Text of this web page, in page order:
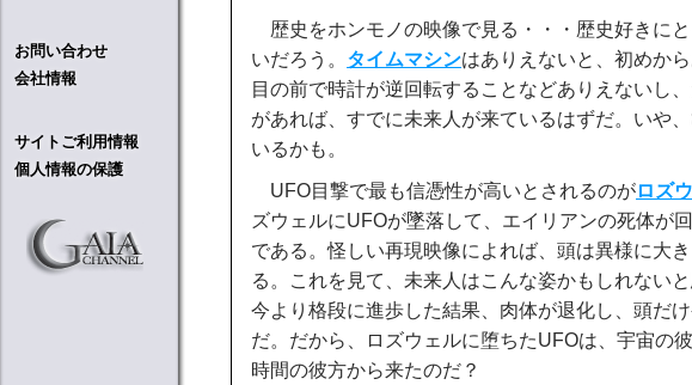
お問い合わせ
会社情報
サイトご利用情報
個人情報の保護
歴史をホンモノの映像で見る・・・歴史好きに
いだろう。 タイムマシンはありえないと、初めか
目の前で時計が逆回転することなどありえないし
があれば、すでに未来人が来ているはずだ。いや
いるかも。
UFO目撃で最も信憑性が高いとされるのがロズ
ズウェルにUFOが墜落して、エイリアンの死体が
である。怪しい再現映像によれば、頭は異様に大
る。これを見て、未来人はこんな姿かもしれない
今より格段に進歩した結果、肉体が退化し、頭だ
だ。だから、ロズウェルに堕ちたUFOは、宇宙の
時間の彼方から来たのだ？